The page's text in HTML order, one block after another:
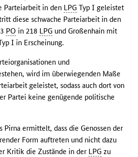
Parteiarbeit in den LPG Typ I geleistet
diese schwache Parteiarbeit in den
PO in 218 LPG und Großenhain mit
I in Erscheinung.
und
wird im überwiegenden Maße
geleistet, sodass auch dort von
Partei keine genügende politische
Pirna ermittelt, dass die Genossen der
Form auftreten und nicht dazu
Kritik die Zustände in der LPG zu